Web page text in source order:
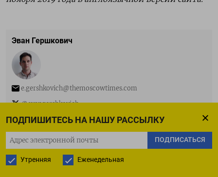
ПОДПИШИТЕСЬ НА НАШУ РАССЫЛКУ
ПОДПИСАТЬСЯ
Утренняя Еженедельная
Эван Гершкович
e.gershkovich@themoscowtimes.com
@evangershkovich
Узнайте больше по теме:
Климатические изменения
ПОДПИСАТЬСЯ НА ТЕЛЕГРАМ